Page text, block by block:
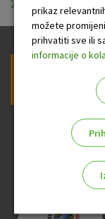
20200303 .pdf
Prijava na
prikaz
možete
prihvatiti sve ili
informacije o